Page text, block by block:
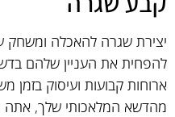
יצירת שגרה להאכלה ומשחק
להפחית את העניין שלהם
ארוחות קבועות ועיסוק בזמן
מהדשא המלאכותי שלך, אתה